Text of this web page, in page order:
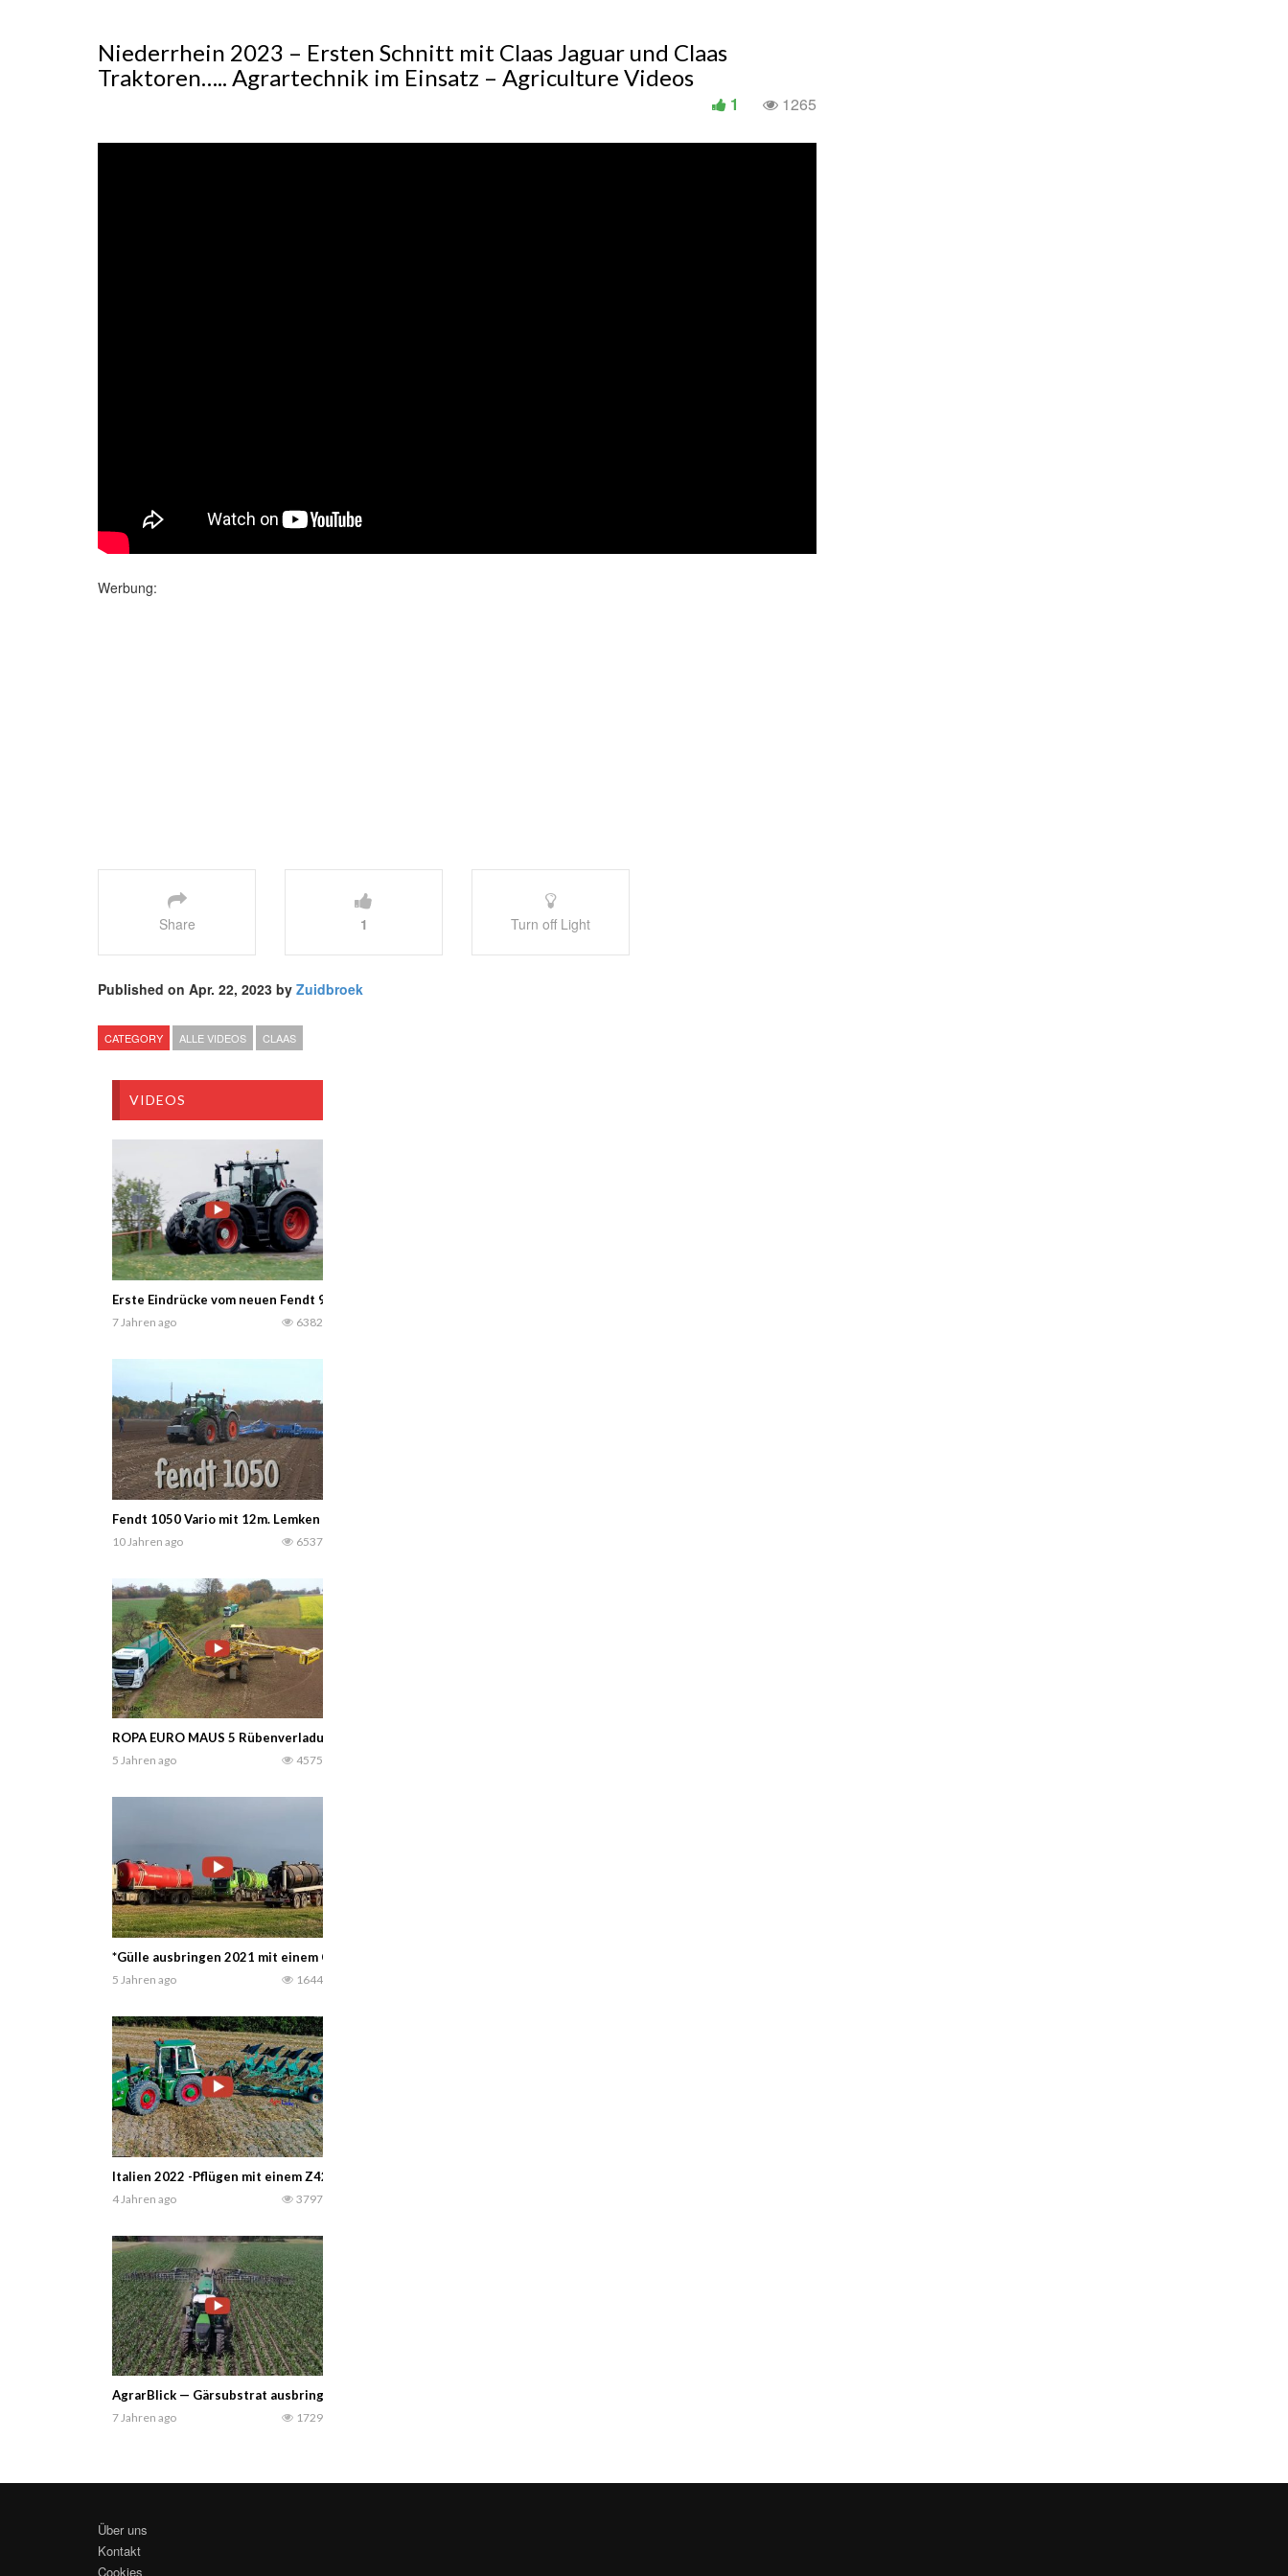
Niederrhein 2023 – Ersten Schnitt mit Claas Jaguar und Claas
Traktoren….. Agrartechnik im Einsatz – Agriculture Videos
1265
1
Werbung:
Share 1 Turn off Light
Published on Apr. 22, 2023 by Zuidbroek
CATEGORY ALLE VIDEOS CLAAS
VIDEOS
Erste Eindrücke vom neuen Fendt 900 Vario. Ready for more! 900.fendt.com
7 Jahren ago 6382
Fendt 1050 Vario mit 12m. Lemken Gigant heliodor — twan vd heijden
10 Jahren ago 6537
ROPA EURO MAUS 5 Rübenverladung 2021 – Girlpower – Abgefahren wurde durch die Gruppe LMG Kraichgau eG! — N-stein Video
5 Jahren ago 4575
*Gülle ausbringen 2021 mit einem Claas Xerion 5000 + Kaweco – Transport mit 4x Tatra Phoenix – jezedak2000
5 Jahren ago 1644
Italien 2022 -Pflügen mit einem Z420 – Dies ist eine italienische Traktormarke, die Traktoren mit viel PS herstellt — Agri Luke
4 Jahren ago 3797
AgrarBlick — Gärsubstrat ausbringen mit Fendt 936 und Samson PG 20 -Fendt 313 Vario mit Einböck Reihenhackgerät
7 Jahren ago 1729
Über uns
Kontakt
Cookies